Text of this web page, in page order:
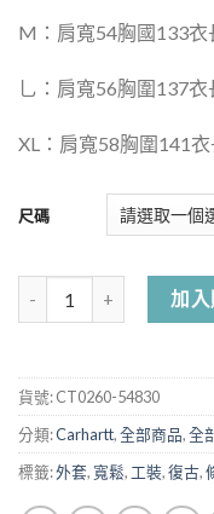
M：肩寬54胸國133衣
乚：肩寬56胸圍137
XL：肩寬58胸圍141
尺碼
加
貨號:CT0260-54830
分類:Carhartt,全部商品,全
標籤:外套, 寬鬆, 工裝,復古,